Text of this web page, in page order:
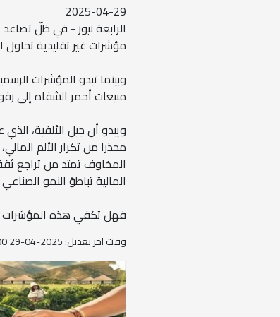
2025-04-29
الرابعة نيوز - في ظلّ
مؤشرات غير تقليدية تحاول
وبينما تبدو المؤشرات
مبيعات أحمر الشفاه إلى
محذرا من تكرار الألم
المخاوف تمتد من تراجع
المالية تباطؤ النمو
فهل تكفي هذه المؤشرات
وقت آخر تعديل: 2025-04-29 18:15:00